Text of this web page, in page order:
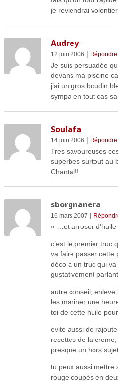
je reviendrai
Audrey
12 juin 2006 | Répondre
Je suis persuadée
devans ma piscine
j’ai un gros boudin
sympa en tout cas
Soulafa
14 juin 2006 | Répondre
Tres savoureuses
superbes surtout au
Chantal!!
sborgnanera
16 mars 2007 |
« …et arroser d’huile
c’est le premier truc
va faire passer cette
déco a un truc qui
gustativement parlant
autre conseil, enleve
les mariner une
toi de cette huile
evite aussi de
recettes de la
presque un hors sujet
tu peux aussi mettre
rouge coupés en